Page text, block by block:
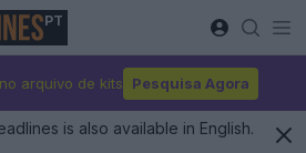
PT
arquivo de kits Pesquisa Agora
is also available in English.